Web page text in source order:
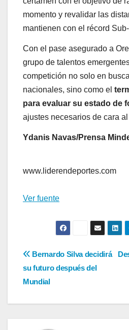
momento y revalidar las
mantienen con el récord
Con el pase asegurado a
grupo de talentos
competición no solo en
nacionales, sino como el
para evaluar su estado de
ajustes necesarios de cara
Ydanis Navas/Prensa
www.liderendeportes.com
Ver fuente
Navegación
de
entradas
Bernardo Silva decidirá
su futuro después del
Mundial